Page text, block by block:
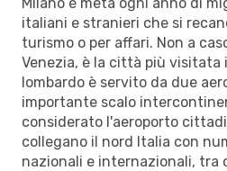
italiani e stranieri che si
turismo o per affari. Non a
Venezia, è la città più visitata
lombardo è servito da due
importante scalo
considerato l'aeroporto
collegano il nord Italia con
nazionali e internazionali, tra